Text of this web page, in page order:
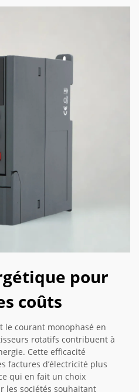
pour
coûts
le courant monophasé en
rotatifs contribuent à
Cette efficacité
factures d’électricité plus
qui en fait un choix
les sociétés souhaitant